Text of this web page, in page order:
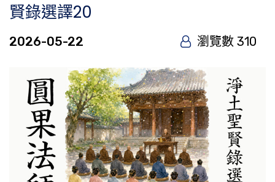
賢錄選譯20
2026-05-22 瀏覽數 310